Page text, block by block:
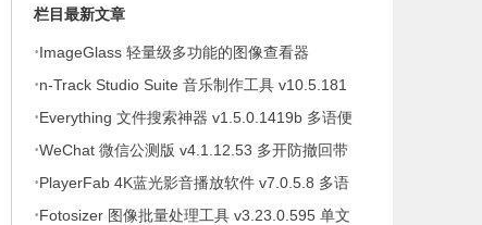
栏目最新文章
·ImageGlass 轻量级多功能的图像查看器
v9.6.1.807 便携版
·n-Track Studio Suite 音乐制作工具 v10.5.181
·Everything 文件搜索神器 v1.5.0.1419b 多语便
携版
·WeChat 微信公测版 v4.1.12.53 多开防撤回带
提示绿色版
·PlayerFab 4K蓝光影音播放软件 v7.0.5.8 多语
便携版
·Fotosizer 图像批量处理工具 v3.23.0.595 单文